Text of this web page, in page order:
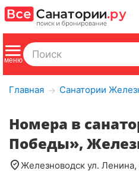
Главная → Санатории
Номера в
Победы»,
Железноводск ул. Ленина,